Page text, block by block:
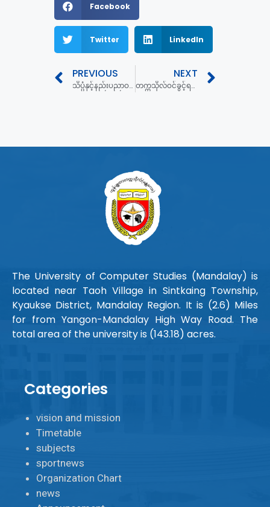
Facebook
Twitter LinkedIn
PREVIOUS
သိပ္ပံနှင့်နည်းပညာဝန်ကြီးဌာန နှစ်ပတ်လည်နေ့အခမ်းအနား
NEXT
တက္ကသိုလ်ဝင်ခွင့်ရသူများစာရင်း (၂၀၂၄- ခုနှစ်အောင်)
The University of Computer Studies (Mandalay) is
located near Taoh Village in Sintkaing Township,
Kyaukse District, Mandalay Region. It is (2.6) Miles
for from Yangon-Mandalay High Way Road. The
total area of the university is (143.18) acres.
Categories
vision and mission
Timetable
subjects
sportnews
Organization Chart
news